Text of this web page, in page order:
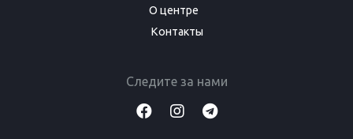
О центре
Контакты
Следите за нами